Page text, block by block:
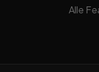
Alle